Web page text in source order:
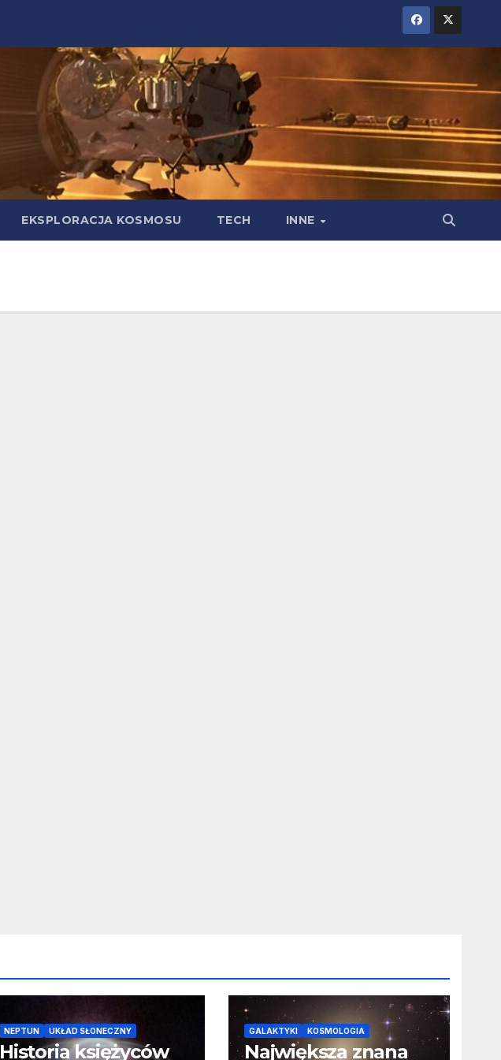
EKSPLORACJA KOSMOSU TECH INNE
NEPTUN UKŁAD SŁONECZNY
Historia księżyców
GALAKTYKI KOSMOLOGIA
Największa znana